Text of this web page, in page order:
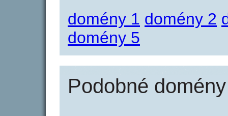
domény 1 domény 2
domény 5
Podobné